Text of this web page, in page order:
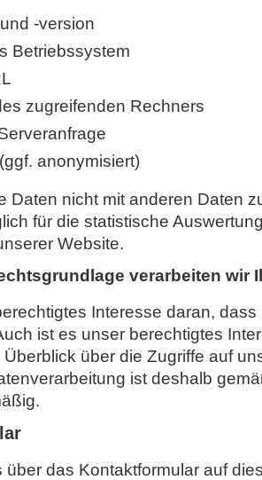
-version
Betriebssystem
zugreifenden Rechners
anonymisiert)
Daten nicht mit anderen Daten
für die statistische
Website.
verarbeiten wir
Interesse daran,
ist es unser berechtigtes
über die Zugriffe auf
ist deshalb
über das Kontaktformular auf